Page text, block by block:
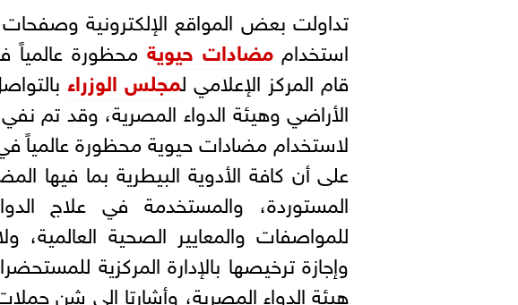
تداولت بعض المواقع الإلكترونية وصفحات
استخداممضادات حيوية محظورة عالمياً
قام المركز الإعلامي لمجلس الوزراء
الأراضي وهيئة الدواء المصرية، وقد تم نفي
لاستخدام مضادات حيوية محظورة عالمياً
على أن كافة الأدوية البيطرية بما فيها
المستوردة، والمستخدمة في علاج
للمواصفات والمعايير الصحية العالمية،
وإجازة ترخيصها بالإدارة المركزية
هيئة الدواء المصرية، وأشارتا إلى شن